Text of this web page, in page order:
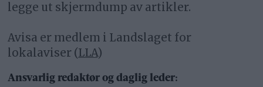
legge ut skjermdump av artikler.
Avisa er medlem i Landslaget for
lokalaviser (LLA)
Ansvarlig redaktør og daglig leder: